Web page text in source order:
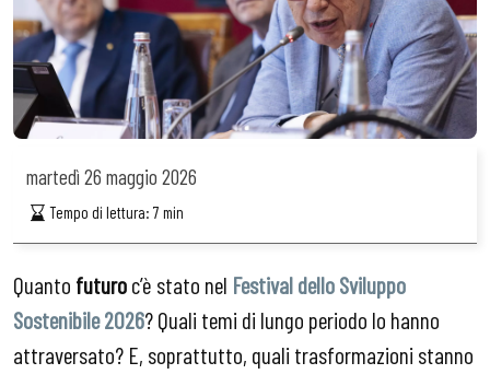
martedì 26 maggio 2026
Tempo di lettura:7 min
Quanto futuroc’è stato nel Festival dello Sviluppo
Sostenibile 2026? Quali temi di lungo periodo lo hanno
attraversato? E, soprattutto, quali trasformazioni stanno